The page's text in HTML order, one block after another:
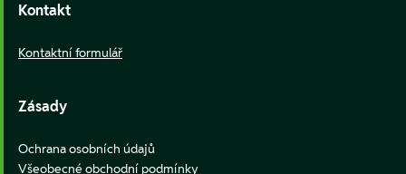
Kontakt
Kontaktní formulář
Zásady
Ochrana osobních údajů
Všeobecné obchodní podmínky